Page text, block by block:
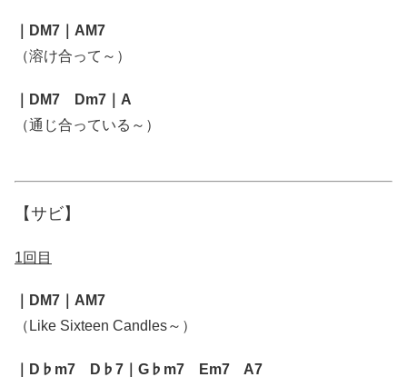
｜DM7｜AM7
（溶け合って～）
｜DM7 Dm7｜A
（通じ合っている～）
【サビ】
1回目
｜DM7｜AM7
（Like Sixteen Candles～）
｜D♭m7 D♭7｜G♭m7 Em7 A7